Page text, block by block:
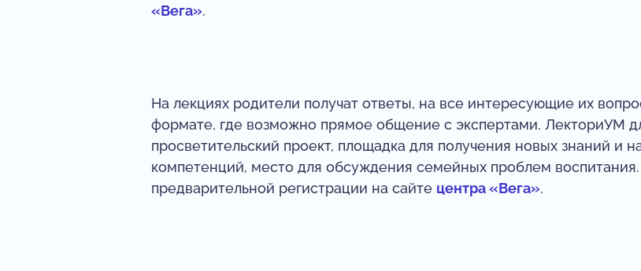
«Вега».
На лекциях родители получат ответы, на все интересующие их
формате, где возможно прямое общение с экспертами. ЛекториУМ
просветительский проект, площадка для получения новых знаний и
компетенций, место для обсуждения семейных проблем
предварительной регистрации на сайте центра «Вега».